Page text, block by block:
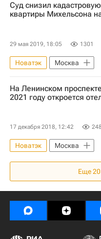
Суд снизил
квартиры Михельсона
29 мая 2019, 18:05 1301
Новатэк
Москва
Леонид Михельсон
На Ленинском
2021 году откроется
17 декабря 2018, 12:42
Новатэк
Москва
Москомстройинвест
Новости - Недвижимость
Еще20